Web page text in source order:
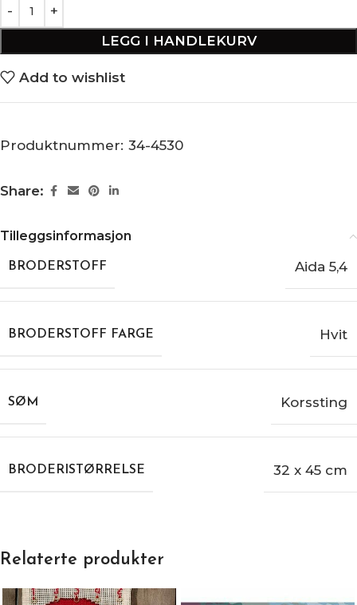
LEGG I HANDLEKURV
Add to wishlist
Produktnummer: 34-4530
Share:
Tilleggsinformasjon
BRODERSTOFF Aida 5,4
BRODERSTOFF FARGE Hvit
SØM Korssting
BRODERISTØRRELSE 32 x 45 cm
Relaterte produkter